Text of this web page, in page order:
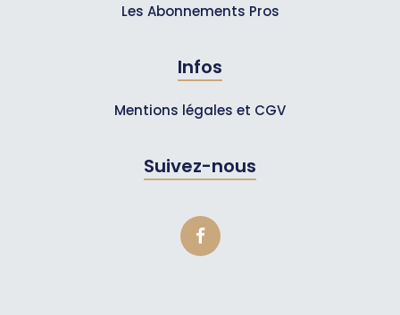
Les Abonnements Pros
Infos
Mentions légales et CGV
Suivez-nous